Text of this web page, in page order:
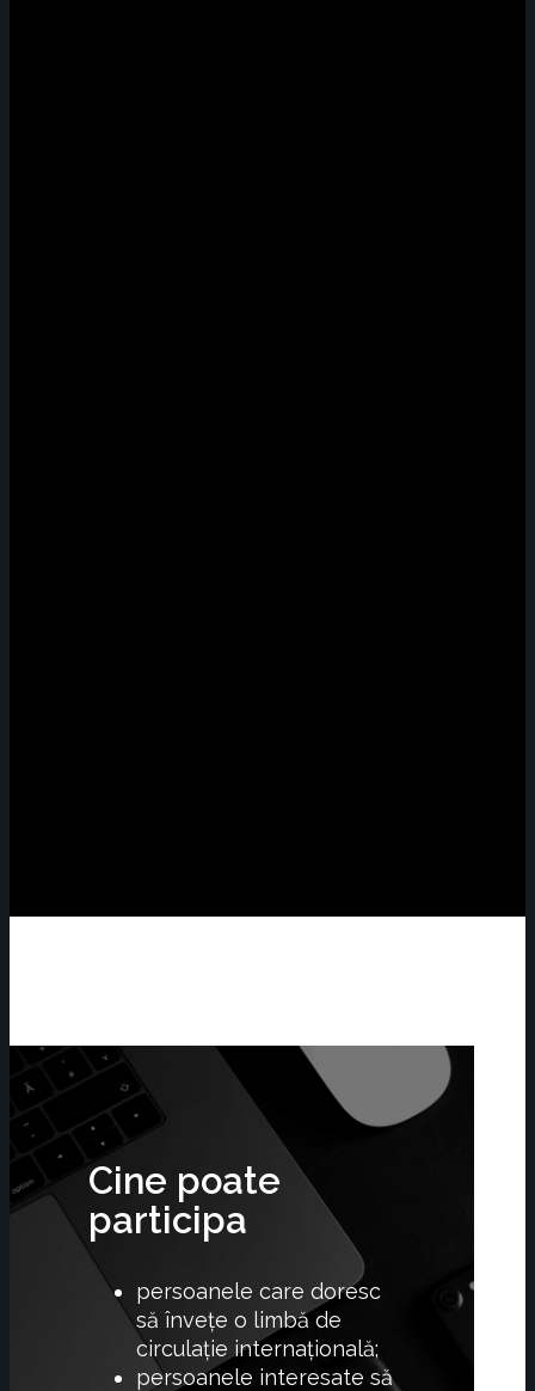
Cine poate
participa
persoanele care doresc
să învețe o limbă de
circulație internațională;
persoanele interesate să